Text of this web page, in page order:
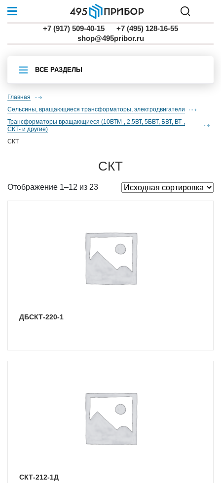
+7 (917) 509-40-15
+7 (495) 128-16-55
shop@495pribor.ru
ВСЕ РАЗДЕЛЫ
Главная
Сельсины, вращающиеся трансформаторы, электродвигатели
трансформаторы вращающиеся (10ВТМ-, 2,5ВТ, 5БВТ, БВТ, ВТ-,
СКТ- и другие)
СКТ
СКТ
Отображение 1–12 из 23
ДБСКТ-220-1
СКТ-212-1Д